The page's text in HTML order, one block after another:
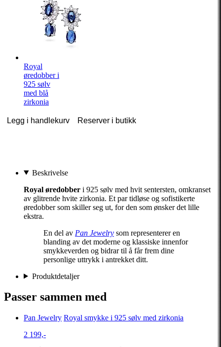
Royal
øredobber i
925 sølv
med blå
zirkonia
Legg i handlekurv Reserver i butikk
Beskrivelse
Royal øredobber i 925 sølv med hvit sentersten, omkranset
av glitrende hvite zirkonia. Et par tidløse og sofistikerte
øredobber som skiller seg ut, for den som ønsker det lille
ekstra.
En del av Pan Jewelry som representerer en
blanding av det moderne og klassiske innenfor
smykkeverden og bidrar til å får frem dine
personlige uttrykk i antrekket ditt.
Produktdetaljer
Passer sammen med
Pan Jewelry Royal smykke i 925 sølv med zirkonia
2 199,-